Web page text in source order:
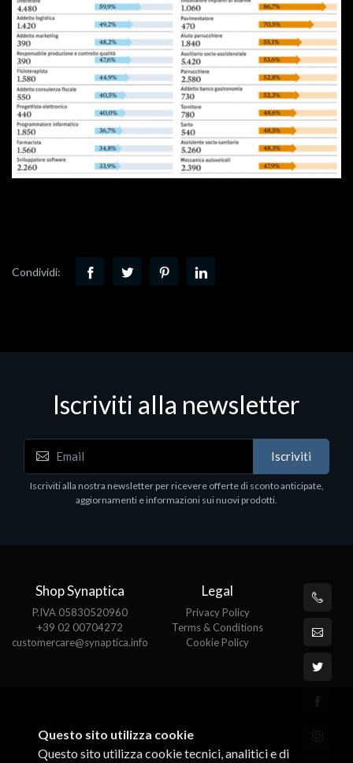
Condividi:
Iscriviti alla newsletter
Iscriviti
Iscriviti alla nostra newsletter per ricevere offerte di sconto anticipate,
aggiornamenti e informazioni sui nuovi prodotti.
Shop Synaptica
P.IVA 05830520960
+39 02 00704272
customercare@synaptica.info
Legal
Privacy Policy
Terms & Conditions
Cookie Policy
Questo sito utilizza cookie
Questo sito utilizza cookie tecnici, analitici e di